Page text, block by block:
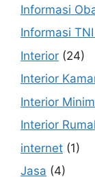
Informasi
Informasi
Interior (24)
Interior
Interior
Interior
internet (1)
Jasa (4)